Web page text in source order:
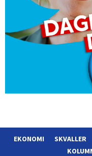
EKONOMI SKVALLER